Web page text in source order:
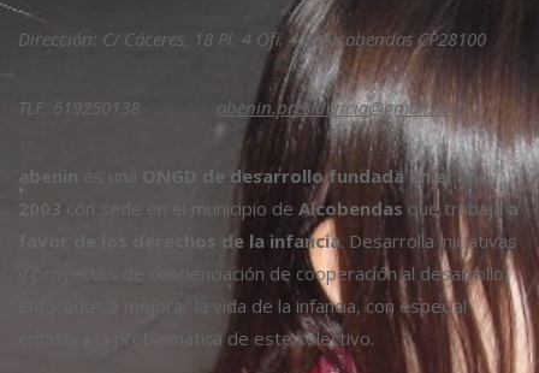
Dirección: C/ Cáceres, 18 Pl. 4 Ofi. 413 Alcobendas CP28100
TLF: 619250138 abenin.presidencia@gmail.com
abenin es una
ONGD de desarrollo fundada en el año
2003 con sede en el municipio de Alcobendasque trabajaa
favor de los derechos de la infancia. Desarrolla iniciativas
y proyectos de concienciación de cooperación al desarrollo,
enfocados a mejorar la vida de la infancia, con especial
énfasis a la problemática de este colectivo.